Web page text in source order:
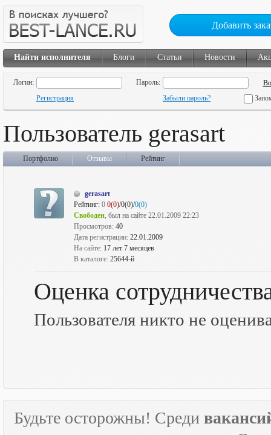
Добавить
Найти исполнителя Блоги Статьи Новости
Логин:
Пароль:
Регистрация
Забыли пароль?
Пользователь gerasart
Портфолио Отзывы Рейтинг
gerasart
Рейтинг: 0 0(0)/0(0)/0(0)
Свободен, был на сайте 22.01.2009 22:23
Просмотров: 40
Дата регистрации: 22.01.2009
На сайте: 17 лет 7 месяцев
В каталоге: 25644-й
Оценка
Пользователя никто не
Будьте осторожны! Среди